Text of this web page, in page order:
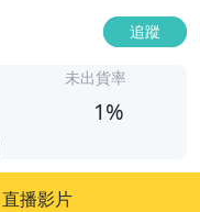
追蹤
未出貨率
1%
直播影片